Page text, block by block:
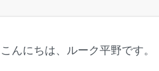
こんにちは、ルーク平野です。